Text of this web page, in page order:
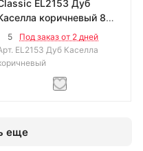
EL2153 Дуб
коричневый 8
мм 34 кл
5
Под заказ от 2 дней
EL2153 Дуб Каселла
еще